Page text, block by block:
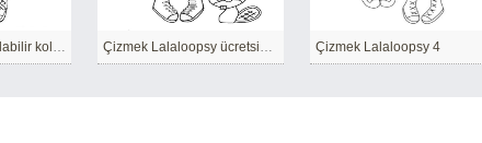
Lalaloopsy yazdırılabilir kolay Çizmek Lalaloopsy ücretsiz kolay Çizmek Lalaloopsy 4